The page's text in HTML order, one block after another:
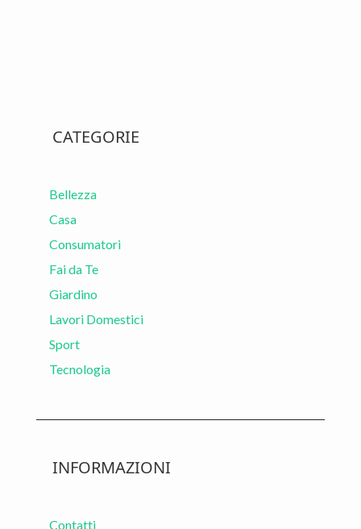
Primary
CATEGORIE
Bellezza
Casa
Consumatori
Fai da Te
Giardino
Lavori Domestici
Sport
Tecnologia
INFORMAZIONI
Contatti